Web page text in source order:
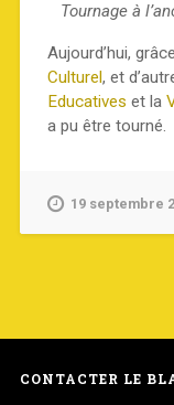
Tournage à
Aujourd’hui,
Culturel, et
Educatives et la
a pu être tourné.
19 septembre
CONTACTER LE